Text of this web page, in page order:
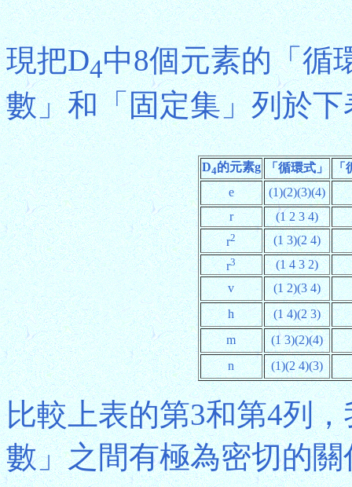
現把D4中8個元素的「循
數」和「固定集」列於下
D4的元素g 「循環式」 「
e
(1)(2)(3)(4)
r
(1 2 3 4)
r2
(1 3)(2 4)
r3
(1 4 3 2)
v
(1 2)(3 4)
h
(1 4)(2 3)
m
(1 3)(2)(4)
n
(1)(2 4)(3)
比較上表的第3和第4列
數」之間有極為密切的